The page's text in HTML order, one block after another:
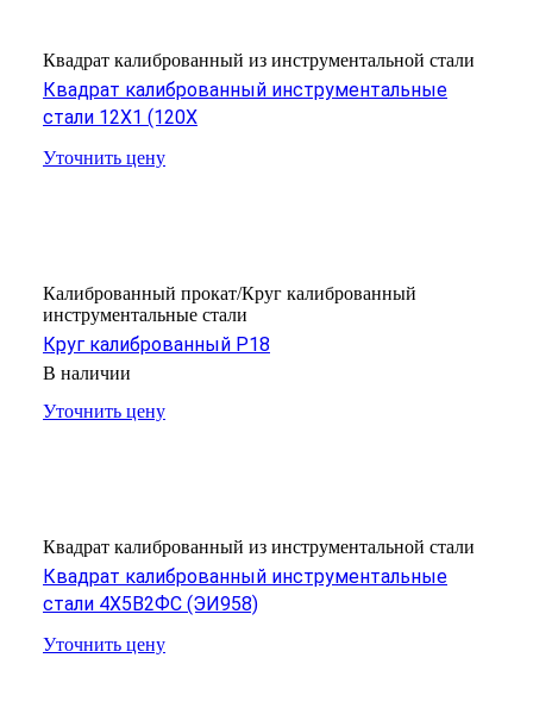
Квадрат калиброванный из инструментальной стали
Квадрат калиброванный инструментальные
стали 12Х1 (120Х
Уточнить цену
Калиброванный прокат/Круг калиброванный
инструментальные стали
Круг калиброванный Р18
В наличии
Уточнить цену
Квадрат калиброванный из инструментальной стали
Квадрат калиброванный инструментальные
стали 4Х5В2ФС (ЭИ958)
Уточнить цену